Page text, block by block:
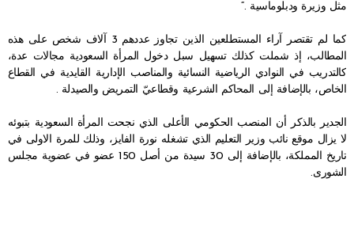
مثل وزيرة ودبلوماسية “.
كما لم تقتصر آراء المستطلعين الذين تجاوز عددهم 3 آلاف شخص على هذه
المطالب، إذ شملت كذلك تسهيل سبل دخول المرأة السعودية مجالات عدة،
كالتدريب في النوادي الرياضية النسائية والمناصب الإدارية القايدية في القطاع
الخاص، بالإضافة إلى المحاكم الشرعية وقطاعيّ التمريض والصيدلة .
الجدير بالذكر أن المنصب الحكومي الأعلى الذي نجحت المرأة السعودية بتبوئه
لا يزال موقع نائب وزير التعليم الذي تشغله نورة الفايز، وذلك للمرة الاولى في
تاريخ المملكة، بالإضافة إلى 30 سيدة من أصل 150 عضو في عضوية مجلس
الشورى.